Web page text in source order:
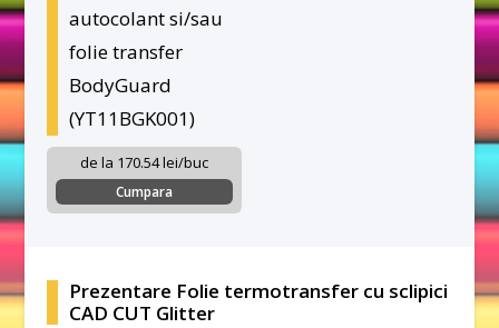
autocolant si/sau
folie transfer
BodyGuard
(YT11BGK001)
de la 170.54 lei/buc
Cumpara
Prezentare Folie termotransfer cu sclipici
CAD CUT Glitter